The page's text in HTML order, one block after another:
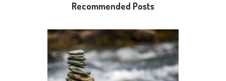
Recommended Posts